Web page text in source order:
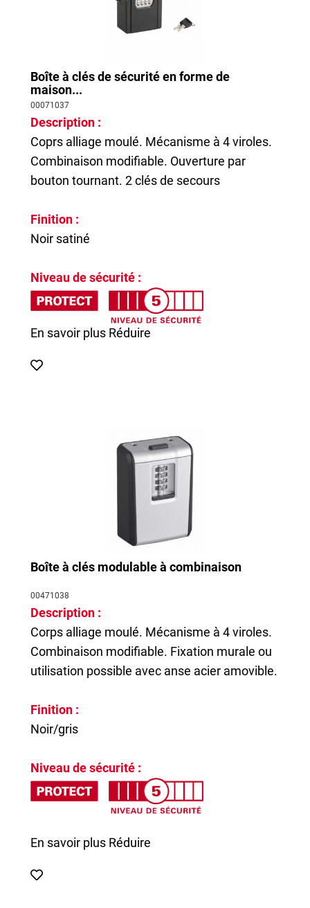
Boîte à clés de sécurité en forme de
maison...
00071037
Description :
Coprs alliage moulé. Mécanisme à 4 viroles.
Combinaison modifiable. Ouverture par
bouton tournant. 2 clés de secours
Finition :
Noir satiné
Niveau de sécurité :
En savoir plus Réduire
Boîte à clés modulable à combinaison
00471038
Description :
Corps alliage moulé. Mécanisme à 4 viroles.
Combinaison modifiable. Fixation murale ou
utilisation possible avec anse acier amovible.
Finition :
Noir/gris
Niveau de sécurité :
En savoir plus Réduire